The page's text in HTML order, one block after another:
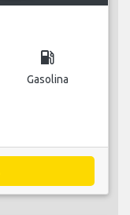
local_gas_station
Gasolina